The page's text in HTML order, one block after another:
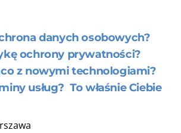
danych osobowych?
ochrony prywatności?
z nowymi technologiami?
usług? To właśnie Ciebie